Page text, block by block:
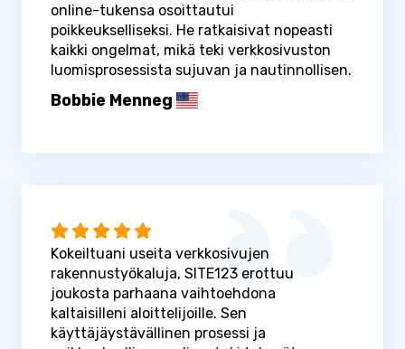
online-tukensa osoittautui
poikkeukselliseksi. He ratkaisivat nopeasti
kaikki ongelmat, mikä teki verkkosivuston
luomisprosessista sujuvan ja nautinnollisen.
Bobbie Menneg
Kokeiltuani useita verkkosivujen
rakennustyökaluja, SITE123 erottuu
joukosta parhaana vaihtoehdona
kaltaisilleni aloittelijoille. Sen
käyttäjäystävällinen prosessi ja